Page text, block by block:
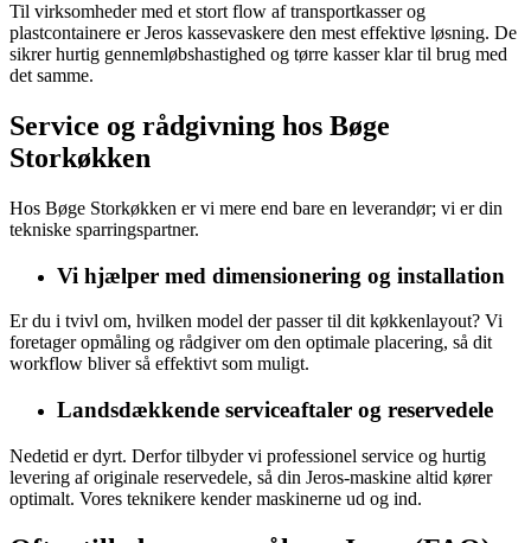
Til virksomheder med et stort flow af transportkasser og
plastcontainere er Jeros kassevaskere den mest effektive løsning. De
sikrer hurtig gennemløbshastighed og tørre kasser klar til brug med
det samme.
Service og rådgivning hos Bøge
Storkøkken
Hos Bøge Storkøkken er vi mere end bare en leverandør; vi er din
tekniske sparringspartner.
Vi hjælper med dimensionering og installation
Er du i tvivl om, hvilken model der passer til dit køkkenlayout? Vi
foretager opmåling og rådgiver om den optimale placering, så dit
workflow bliver så effektivt som muligt.
Landsdækkende serviceaftaler og reservedele
Nedetid er dyrt. Derfor tilbyder vi professionel service og hurtig
levering af originale reservedele, så din Jeros-maskine altid kører
optimalt. Vores teknikere kender maskinerne ud og ind.